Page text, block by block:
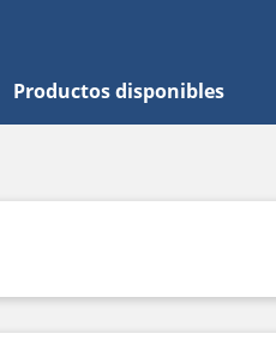
Productos disponibles